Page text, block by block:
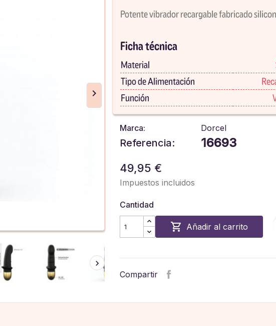
Potente vibrador recargable fabricado
Ficha técnica
Material
Tipo de Alimentación
Función
Marca: Dorcel
Referencia: 16693
49,95 €
Impuestos incluidos
Cantidad
 Añadir al carrito
Compartir